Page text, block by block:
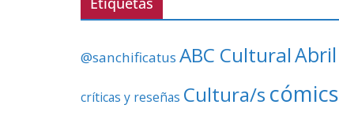
@sanchificatus ABC CulturalAbril
críticas y reseñas Cultura/s cómics